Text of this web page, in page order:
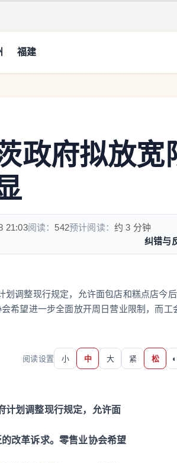
福建
政府拟放宽
21:03阅读： 542预计阅读：约 3 分钟
纠错与
划调整现行规定，允许面包店和糕点店今
希望进一步全面放开周日营业限制，而工
阅读设置 小 中 大 紧 松 ◐
计划调整现行规定，允许面
改革诉求。零售业协会希望